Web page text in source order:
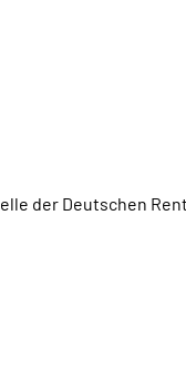
der Deutschen